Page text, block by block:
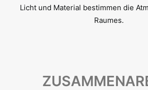
Licht und Material bestimmen die
Raumes.